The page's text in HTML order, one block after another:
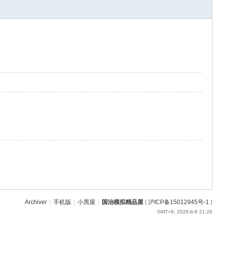
Archiver 手机版 小黑屋 国治模拟精品屋 ( 沪ICP备15012945号-1 )
GMT+8, 2026-8-8 21:26